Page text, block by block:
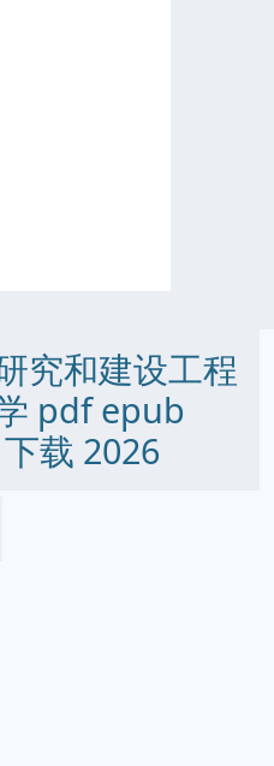
究和建设工程
pdf epub
载 2026